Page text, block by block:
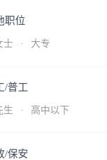
职位
士 · 大专
/普工
生 · 高中以下
/保安